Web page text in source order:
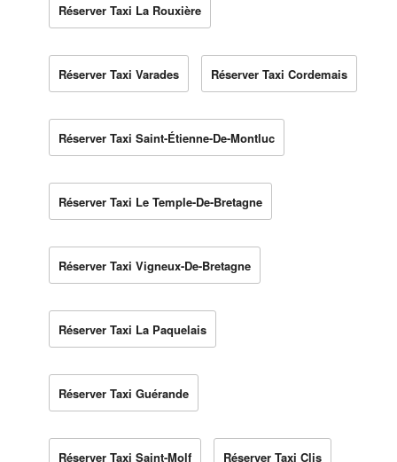
Réserver Taxi La Rouxière
Réserver Taxi Varades Réserver Taxi Cordemais
Réserver Taxi Saint-Étienne-De-Montluc
Réserver Taxi Le Temple-De-Bretagne
Réserver Taxi Vigneux-De-Bretagne
Réserver Taxi La Paquelais
Réserver Taxi Guérande
Réserver Taxi Saint-Molf Réserver Taxi Clis